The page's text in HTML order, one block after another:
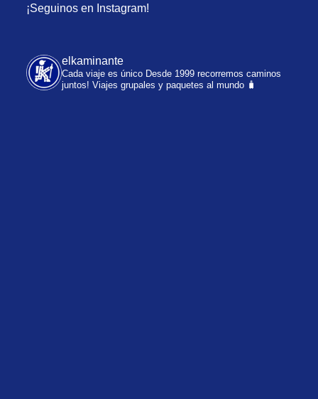
¡Seguinos en Instagram!
elkaminante
Cada viaje es único Desde 1999 recorremos caminos
juntos! Viajes grupales y paquetes al mundo 🧳